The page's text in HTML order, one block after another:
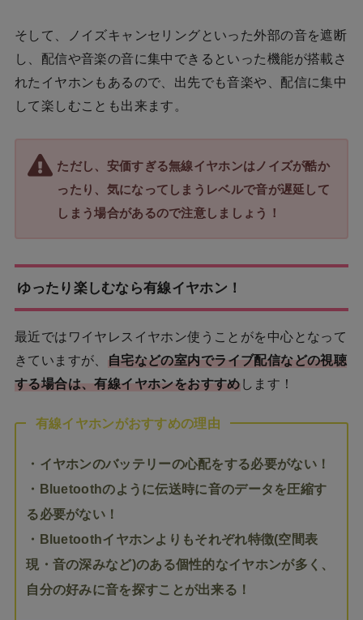
そして、ノイズキャンセリングといった外部の音を遮断
し、配信や音楽の音に集中できるといった機能が搭載さ
れたイヤホンもあるので、出先でも音楽や、配信に集中
して楽しむことも出来ます。
ただし、安価すぎる無線イヤホンはノイズが酷か
ったり、気になってしまうレベルで音が遅延して
しまう場合があるので注意しましょう！
ゆったり楽しむなら有線イヤホン！
最近ではワイヤレスイヤホン使うことがを中心となって
きていますが、
自宅などの室内でライブ配信などの視聴
する場合は、有線イヤホンをおすすめ します！
有線イヤホンがおすすめの理由
・イヤホンのバッテリーの心配をする必要がない！
・Bluetoothのように伝送時に音のデータを圧縮す
る必要がない！
・Bluetoothイヤホンよりもそれぞれ特徴(空間表
現・音の深みなど)のある個性的なイヤホンが多く、
自分の好みに音を探すことが出来る！